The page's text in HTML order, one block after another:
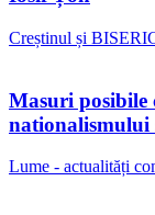
Creștinul și
Masuri posibile
Lume - actualități